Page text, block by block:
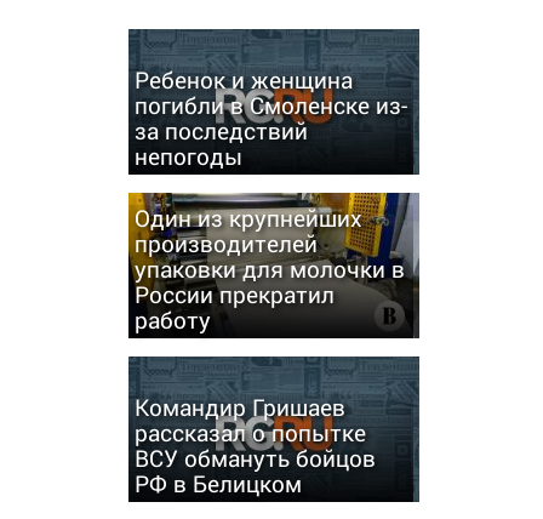
Ребенок и женщина
погибли в Смоленске из-
за последствий
непогоды
Один из крупнейших
производителей
упаковки для молочки в
России прекратил
работу
Командир Гришаев
рассказал о попытке
ВСУ обмануть бойцов
РФ в Белицком